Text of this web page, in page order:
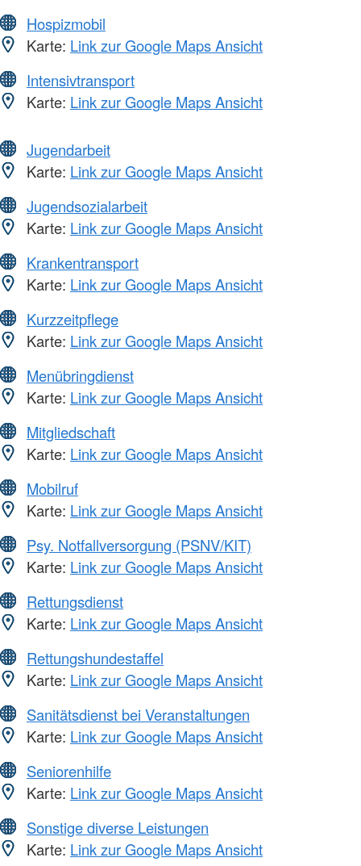
Hospizmobil
Karte: Link zur Google Maps Ansicht
Intensivtransport
Karte: Link zur Google Maps Ansicht
Jugendarbeit
Karte: Link zur Google Maps Ansicht
Jugendsozialarbeit
Karte: Link zur Google Maps Ansicht
Krankentransport
Karte: Link zur Google Maps Ansicht
Kurzzeitpflege
Karte: Link zur Google Maps Ansicht
Menübringdienst
Karte: Link zur Google Maps Ansicht
Mitgliedschaft
Karte: Link zur Google Maps Ansicht
Mobilruf
Karte: Link zur Google Maps Ansicht
Psy. Notfallversorgung (PSNV/KIT)
Karte: Link zur Google Maps Ansicht
Rettungsdienst
Karte: Link zur Google Maps Ansicht
Rettungshundestaffel
Karte: Link zur Google Maps Ansicht
Sanitätsdienst bei Veranstaltungen
Karte: Link zur Google Maps Ansicht
Seniorenhilfe
Karte: Link zur Google Maps Ansicht
Sonstige diverse Leistungen
Karte: Link zur Google Maps Ansicht